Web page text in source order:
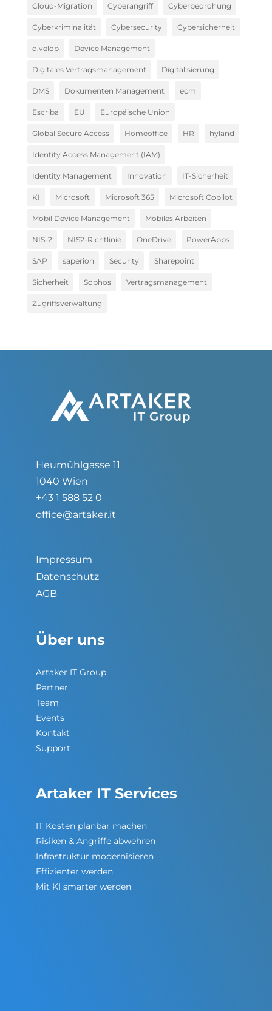
Cloud-Migration Cyberangriff Cyberbedrohung
Cyberkriminalität Cybersecurity Cybersicherheit
d.velop Device Management
Digitales Vertragsmanagement Digitalisierung
DMS Dokumenten Management ecm
Escriba EU Europäische Union
Global Secure Access Homeoffice HR hyland
Identity Access Management (IAM)
Identity Management Innovation IT-Sicherheit
KI Microsoft Microsoft 365 Microsoft Copilot
Mobil Device Management Mobiles Arbeiten
NIS-2 NIS2-Richtlinie OneDrive PowerApps
SAP saperion Security Sharepoint
Sicherheit Sophos Vertragsmanagement
Zugriffsverwaltung
Heumühlgasse 11
1040 Wien
+43 1 588 52 0
office@artaker.it
Impressum
Datenschutz
AGB
Über uns
Artaker IT Group
Partner
Team
Events
Kontakt
Support
Artaker IT Services
IT Kosten planbar machen
Risiken & Angriffe abwehren
Infrastruktur modernisieren
Effizienter werden
Mit KI smarter werden